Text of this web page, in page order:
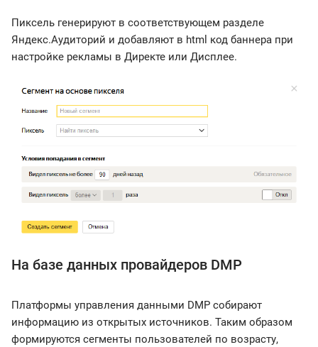
Пиксель генерируют в соответствующем разделе
Яндекс.Аудиторий и добавляют в html код баннера при
настройке рекламы в Директе или Дисплее.
На базе данных провайдеров DMP
Платформы управления данными DMP собирают
информацию из открытых источников. Таким образом
формируются сегменты пользователей по возрасту,